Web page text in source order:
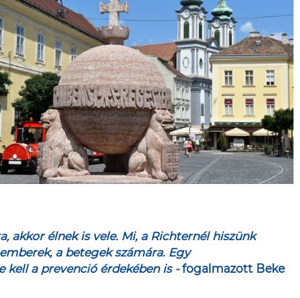
élnek is vele. Mi, a Richternél hiszünk
a betegek számára. Egy
a prevenció érdekében is -fogalmazott Beke